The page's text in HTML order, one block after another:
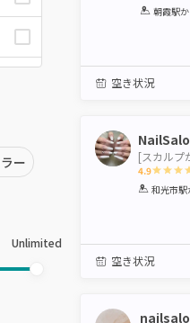
ー
Unlimited
1 2 3 4
朝霞駅
空き状況
4.9
1 2 3 4
和光市駅
空き状況